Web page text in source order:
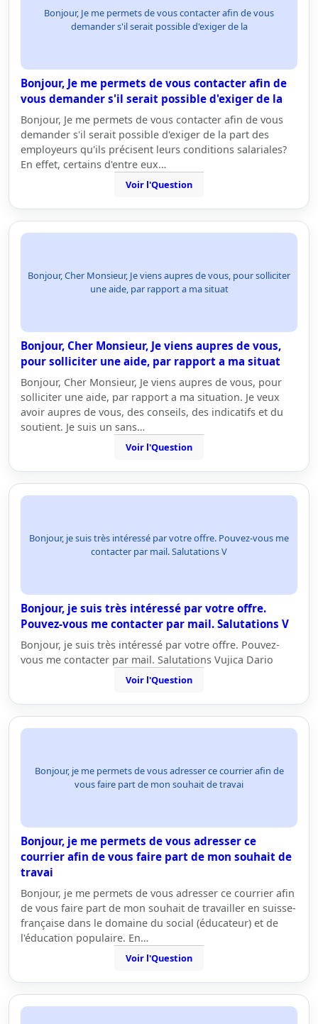
Bonjour, Je me permets de vous contacter afin de vous
demander s'il serait possible d'exiger de la
Bonjour, Je me permets de vous contacter afin de
vous demander s'il serait possible d'exiger de la
Bonjour, Je me permets de vous contacter afin de vous
demander s'il serait possible d'exiger de la part des
employeurs qu'ils précisent leurs conditions salariales?
En effet, certains d'entre eux…
Voir l'Question
Bonjour, Cher Monsieur, Je viens aupres de vous, pour solliciter
une aide, par rapport a ma situat
Bonjour, Cher Monsieur, Je viens aupres de vous,
pour solliciter une aide, par rapport a ma situat
Bonjour, Cher Monsieur, Je viens aupres de vous, pour
solliciter une aide, par rapport a ma situation. Je veux
avoir aupres de vous, des conseils, des indicatifs et du
soutient. Je suis un sans…
Voir l'Question
Bonjour, je suis très intéressé par votre offre. Pouvez-vous me
contacter par mail. Salutations V
Bonjour, je suis très intéressé par votre offre.
Pouvez-vous me contacter par mail. Salutations V
Bonjour, je suis très intéressé par votre offre. Pouvez-
vous me contacter par mail. Salutations Vujica Dario
Voir l'Question
Bonjour, je me permets de vous adresser ce courrier afin de
vous faire part de mon souhait de travai
Bonjour, je me permets de vous adresser ce
courrier afin de vous faire part de mon souhait de
travai
Bonjour, je me permets de vous adresser ce courrier afin
de vous faire part de mon souhait de travailler en suisse-
française dans le domaine du social (éducateur) et de
l'éducation populaire. En…
Voir l'Question